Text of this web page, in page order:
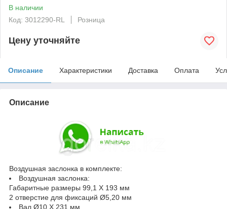
В наличии
Код: 3012290-RL
Розница
Цену уточняйте
Описание Характеристики Доставка Оплата
Описание
Воздушная заслонка в комплекте:
Воздушная заслонка:
Габаритные размеры 99,1 X 193 мм
2 отверстие для фиксаций Ø5,20 мм
Вал Ø10 X 231 мм